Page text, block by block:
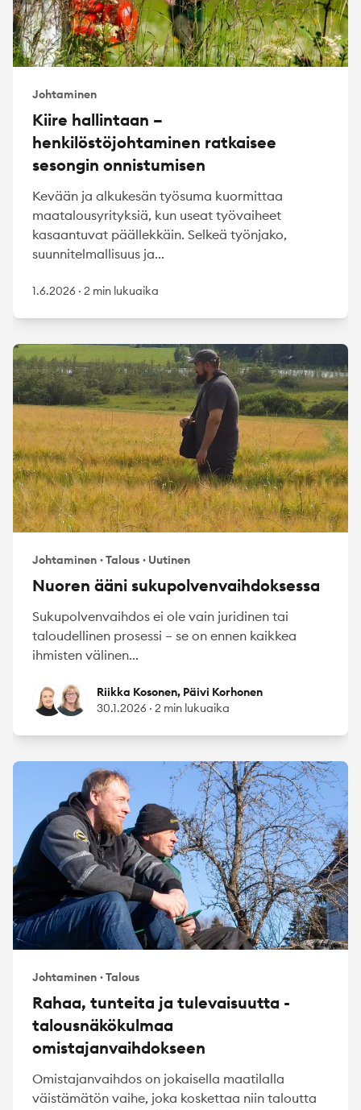
Johtaminen
Kiire hallintaan –
henkilöstöjohtaminen ratkaisee
sesongin onnistumisen
Kevään ja alkukesän työsuma kuormittaa
maatalousyrityksiä, kun useat työvaiheet
kasaantuvat päällekkäin. Selkeä työnjako,
suunnitelmallisuus ja...
1.6.2026 · 2 min lukuaika
Johtaminen ·Talous · Uutinen
Nuoren ääni sukupolvenvaihdoksessa
Sukupolvenvaihdos ei ole vain juridinen tai
taloudellinen prosessi – se on ennen kaikkea
ihmisten välinen...
Riikka Kosonen
Päivi KorhonenRiikka Kosonen, Päivi Korhonen
30.1.2026 · 2 min lukuaika
Johtaminen ·Talous
Rahaa, tunteita ja tulevaisuutta -
talousnäkökulmaa
omistajanvaihdokseen
Omistajanvaihdos on jokaisella maatilalla
väistämätön vaihe, joka koskettaa niin taloutta